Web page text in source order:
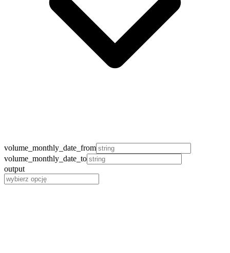
volume_monthly_date_from
volume_monthly_date_to
output